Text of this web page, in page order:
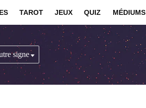
TAROT JEUX QUIZ MÉDIUMS